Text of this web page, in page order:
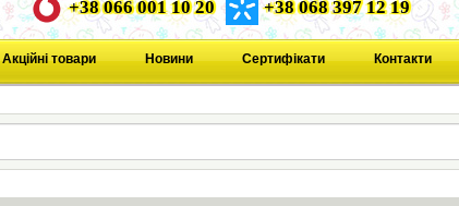
+38 066 001 10 20 +38 068 397 12 19
Акційні товари Новини Сертифікати Контакти